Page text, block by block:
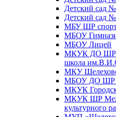
Детский сад
Детский сад
МБУ ШР
МБОУ
МБОУ Лицей
МКУК ДО ШР
школа
МКУ
МБОУ ДО ШР
МКУК
МКУК ШР
культурного